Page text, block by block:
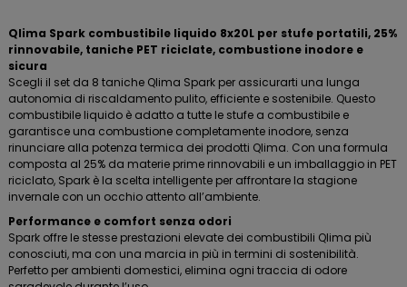
Qlima Spark combustibile liquido 8x20L per stufe portatili, 25%
rinnovabile, taniche PET riciclate, combustione inodore e
sicura
Scegli il set da 8 taniche Qlima Spark per assicurarti una lunga
autonomia di riscaldamento pulito, efficiente e sostenibile. Questo
combustibile liquido è adatto a tutte le stufe a combustibile e
garantisce una combustione completamente inodore, senza
rinunciare alla potenza termica dei prodotti Qlima. Con una formula
composta al 25% da materie prime rinnovabili e un imballaggio in PET
riciclato, Spark è la scelta intelligente per affrontare la stagione
invernale con un occhio attento all’ambiente.
Performance e comfort senza odori
Spark offre le stesse prestazioni elevate dei combustibili Qlima più
conosciuti, ma con una marcia in più in termini di sostenibilità.
Perfetto per ambienti domestici, elimina ogni traccia di odore